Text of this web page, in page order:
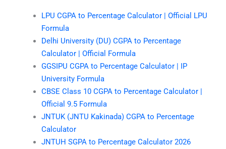
LPU CGPA to Percentage Calculator | Official LPU
Formula
Delhi University (DU) CGPA to Percentage
Calculator | Official Formula
GGSIPU CGPA to Percentage Calculator | IP
University Formula
CBSE Class 10 CGPA to Percentage Calculator |
Official 9.5 Formula
JNTUK (JNTU Kakinada) CGPA to Percentage
Calculator
JNTUH SGPA to Percentage Calculator 2026